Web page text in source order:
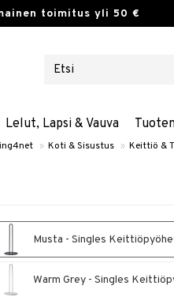
toimitus yli 50 €
Lelut, Lapsi & Vauva
» Koti & Sisustus » Keittiö &
Musta - Singles
Warm Grey - Singles